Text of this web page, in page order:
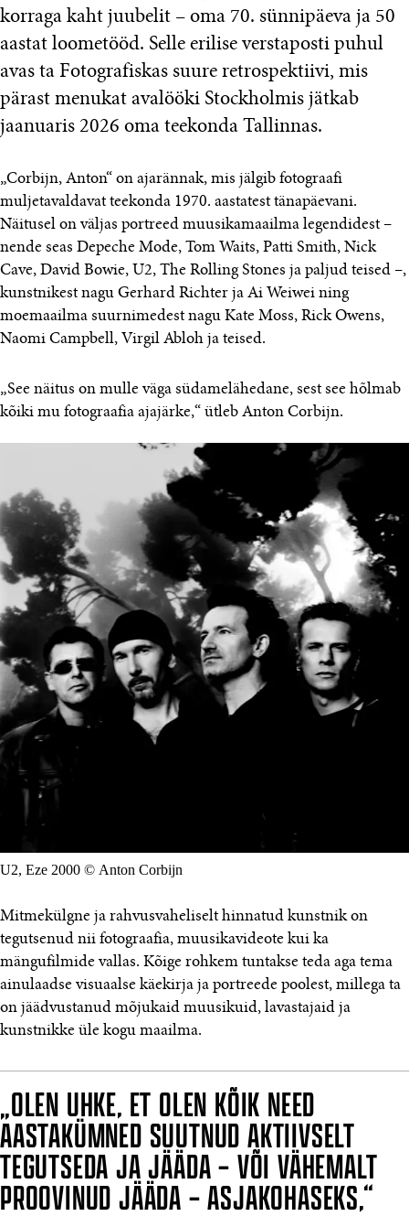
korraga kaht juubelit – oma 70. sünnipäeva ja 50
aastat loometööd. Selle erilise verstaposti puhul
avas ta Fotografiskas suure retrospektiivi, mis
pärast menukat avalööki Stockholmis jätkab
jaanuaris 2026 oma teekonda Tallinnas.
„Corbijn, Anton“ on ajarännak, mis jälgib fotograafi
muljetavaldavat teekonda 1970. aastatest tänapäevani.
Näitusel on väljas portreed muusikamaailma legendidest –
nende seas Depeche Mode, Tom Waits, Patti Smith, Nick
Cave, David Bowie, U2, The Rolling Stones ja paljud teised –,
kunstnikest nagu Gerhard Richter ja Ai Weiwei ning
moemaailma suurnimedest nagu Kate Moss, Rick Owens,
Naomi Campbell, Virgil Abloh ja teised.
„See näitus on mulle väga südamelähedane, sest see hõlmab
kõiki mu fotograafia ajajärke,“ ütleb Anton Corbijn.
U2, Eze 2000 © Anton Corbijn
Mitmekülgne ja rahvusvaheliselt hinnatud kunstnik on
tegutsenud nii fotograafia, muusikavideote kui ka
mängufilmide vallas. Kõige rohkem tuntakse teda aga tema
ainulaadse visuaalse käekirja ja portreede poolest, millega ta
on jäädvustanud mõjukaid muusikuid, lavastajaid ja
kunstnikke üle kogu maailma.
„OLEN UHKE, ET OLEN KÕIK NEED
AASTAKÜMNED SUUTNUD AKTIIVSELT
TEGUTSEDA JA JÄÄDA – VÕI VÄHEMALT
PROOVINUD JÄÄDA – ASJAKOHASEKS,“